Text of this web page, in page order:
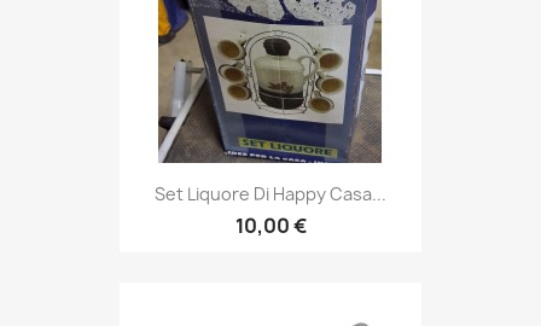
Set Liquore Di Happy Casa...
10,00 €